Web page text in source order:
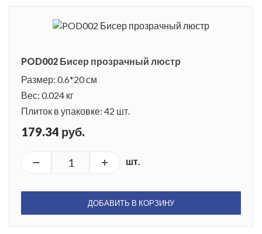
POD002 Бисер прозрачный люстр
Размер: 0.6*20 см
Вес: 0.024 кг
Плиток в упаковке: 42 шт.
179.34 руб.
шт.
ДОБАВИТЬ В КОРЗИНУ